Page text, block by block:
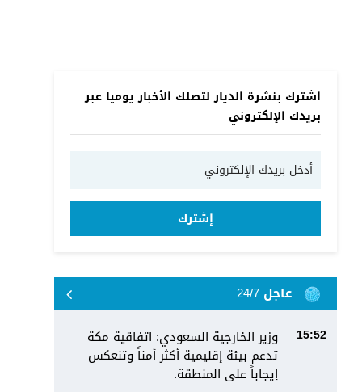
اشترك بنشرة الديار لتصلك الأخبار يوميا عبر
بريدك الإلكتروني
إشترك
عاجل 24/7
15:52
وزير الخارجية السعودي: اتفاقية مكة
تدعم بيئة إقليمية أكثر أمناً وتنعكس
إيجاباً على المنطقة.